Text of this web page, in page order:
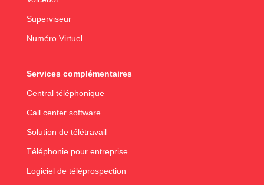
Superviseur
Numéro Virtuel
Services complémentaires
Central téléphonique
Call center software
Solution de télétravail
Téléphonie pour entreprise
Logiciel de téléprospection